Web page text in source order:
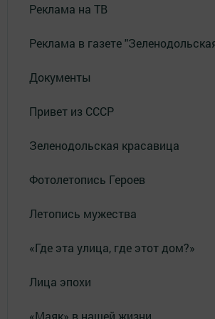
Реклама на ТВ
Реклама в газете
Документы
Привет из СССР
Зеленодольская красавица
Фотолетопись Героев
Летопись мужества
«Где эта улица, где этот дом?»
Лица эпохи
«Маяк» в нашей жизни